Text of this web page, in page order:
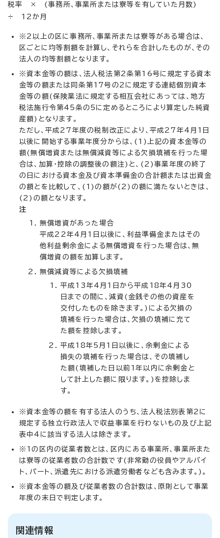
税率 × (事務所、事業所または寮等を有していた月数)
÷ 12か月
※2以上の区に事務所、事業所または寮等がある場合は、
区ごとに均等割額を計算し、それらを合計したものが、その
法人の均等割額となります。
※資本金等の額は、法人税法第2条第16号に規定する資本
金等の額または同条第17号の2に規定する連結個別資本
金等の額(保険業法に規定する相互会社にあっては、地方
税法施行令第45条の5に定めるところにより算定した純資
産額)となります。
ただし、平成27年度の税制改正により、平成27年4月1日
以後に開始する事業年度分からは、(1)上記の資本金等の
額(無償増資または無償減資等による欠損填補を行った場
合は、加算・控除の調整後の額注)と、(2)事業年度の終了
の日における資本金及び資本準備金の合計額または出資金
の額とを比較して、(1)の額が(2)の額に満たないときは、
(2)の額となります。
注
無償増資があった場合
平成22年4月1日以後に、利益準備金またはその
他利益剰余金による無償増資を行った場合は、無
償増資の額を加算します。
無償減資等による欠損填補
平成13年4月1日から平成18年4月30
日までの間に、減資(金銭その他の資産を
交付したものを除きます。)による欠損の
填補を行った場合は、欠損の填補に充て
た額を控除します。
平成18年5月1日以後に、余剰金による
損失の填補を行った場合は、その填補し
た額(填補した日以前1年以内に余剰金と
して計上した額に限ります。)を控除しま
す。
※資本金等の額を有する法人のうち、法人税法別表第2に
規定する独立行政法人で収益事業を行わないもの及び上記
表中4に該当する法人は除きます。
※1の区内の従業者数とは、区内にある事業所、事業所また
は寮等の従業者数の合計数です(非常勤の役員やアルバイ
ト、パート、派遣先における派遣労働者なども含みます。)。
※資本金等の額及び従業者数の合計数は、原則として事業
年度の末日で判定します。
関連情報